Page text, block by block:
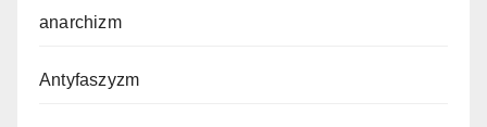
anarchizm
Antyfaszyzm